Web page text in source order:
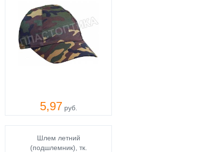
5,97 руб.
Шлем летний
(подшлемник), тк.